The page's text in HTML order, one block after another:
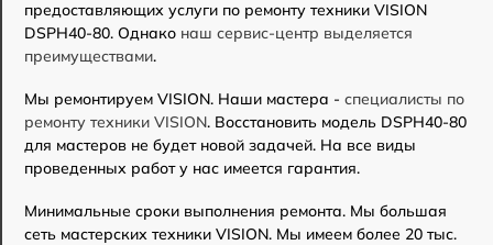
предоставляющих услуги по ремонту техники VISION
DSPH40-80. Однако наш сервис-центр выделяется
преимуществами.
Мы ремонтируем VISION. Наши мастера - специалисты по
ремонту техники VISION. Восстановить модель DSPH40-80
для мастеров не будет новой задачей. На все виды
проведенных работ у нас имеется гарантия.
Минимальные сроки выполнения ремонта. Мы большая
сеть мастерских техники VISION. Мы имеем более 20 тыс.